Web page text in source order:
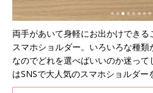
両手があいて身軽にお出かけでき
スマホショルダー。いろいろな種
なのでどれを選べばいいのか迷っ
はSNSで大人気のスマホショルダ